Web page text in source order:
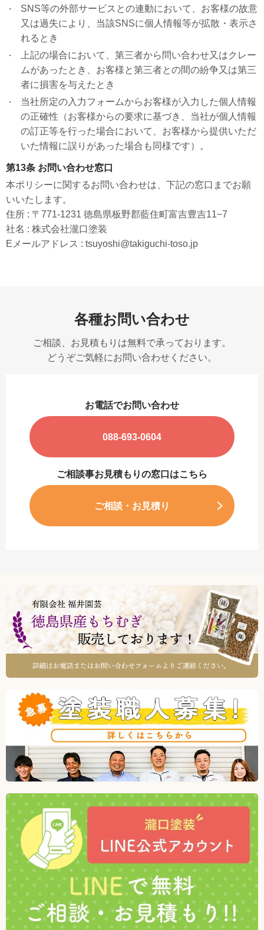
SNS等の外部サービスとの連動において、お客様の故意
又は過失により、当該SNSに個人情報等が拡散・表示さ
れるとき
上記の場合において、第三者から問い合わせ又はクレー
ムがあったとき、お客様と第三者との間の紛争又は第三
者に損害を与えたとき
当社所定の入力フォームからお客様が入力した個人情報
の正確性（お客様からの要求に基づき、当社が個人情報
の訂正等を行った場合において、お客様から提供いただ
いた情報に誤りがあった場合も同様です）。
第13条 お問い合わせ窓口
本ポリシーに関するお問い合わせは、下記の窓口までお願
いいたします。
住所 : 〒771-1231 徳島県板野郡藍住町富吉豊吉11−7
社名 : 株式会社瀧口塗装
Eメールアドレス : tsuyoshi@takiguchi-toso.jp
各種お問い合わせ
ご相談、お見積もりは無料で承っております。
どうぞご気軽にお問い合わせください。
お電話でお問い合わせ
088-693-0604
ご相談事お見積もりの窓口はこちら
ご相談・お見積り